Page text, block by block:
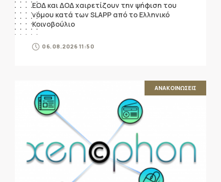
ΕΟΔ και ΔΟΔ χαιρετίζουν την ψήφιση του
νόμου κατά των SLAPP από το Ελληνικό
Κοινοβούλιο
06.08.2026 11:50
ΑΝΑΚΟΙΝΩΣΕΙΣ